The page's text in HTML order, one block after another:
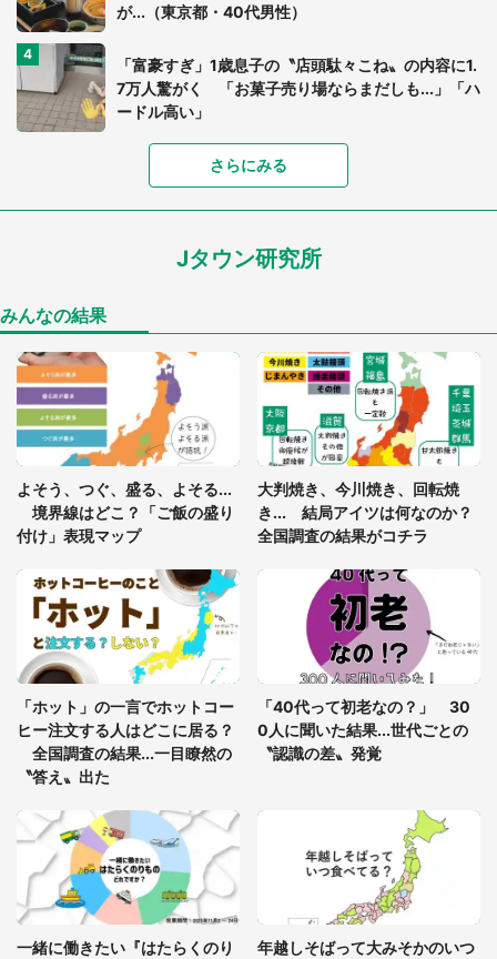
が...（東京都・40代男性）
「富豪すぎ」1歳息子の〝店頭駄々こね〟の内容に1.
7万人驚がく 「お菓子売り場ならまだしも...」「ハ
ードル高い」
あまりにも四角すぎる猫、激写される 「これもう
家に〝デカい蛾〟が居座り続けて3日間...ビビり続
「○○がない街に住んでいます」住人の呟きに30万
人驚がく 何が存在しないか、あなたはわかる？
「閉所恐怖症の私は新幹線で大パニック。隣席の青
年に『手を繋いで』とお願いしたら...」 体験談に
8万人感動
知らぬおじいさんがわざわざ声をかけてきて（兵庫
県・30代女性）
「ゾワゾワする」「本当に気持ち悪い」 道端でバ
グっちゃってた〝野生の野菜〟に6.5万人戦慄
さらにみる
Jタウン研究所
みんなの結果
よそう、つぐ、盛る、よそる...
境界線はどこ？「ご飯の盛り
付け」表現マップ
大判焼き、今川焼き、回転焼
き... 結局アイツは何なのか？
全国調査の結果がコチラ
「ホット」の一言でホットコー
ヒー注文する人はどこに居る？
全国調査の結果...一目瞭然の
〝答え〟出た
「40代って初老なの？」 30
0人に聞いた結果...世代ごとの
〝認識の差〟発覚
一緒に働きたい『はたらくのり
年越しそばって大みそかのいつ